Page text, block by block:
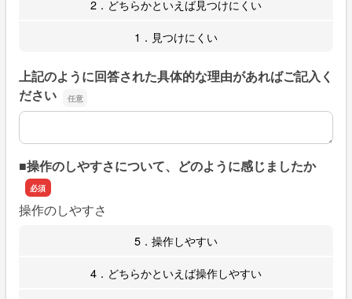
2．どちらかといえば見つけにくい
1．見つけにくい
上記のように回答された具体的な理由があればご記入く
ださい
上記のように回答された具体的な理由があればご記入くだ
■操作のしやすさについて、どのように感じましたか
操作のしやすさ
5．操作しやすい
4．どちらかといえば操作しやすい